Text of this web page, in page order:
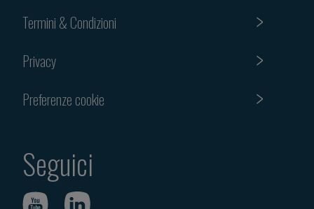
Termini & Condizioni
Privacy
Preferenze cookie
Seguici